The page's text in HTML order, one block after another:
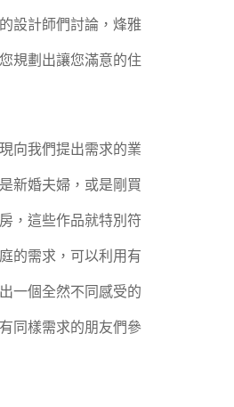
設計師們討論，烽雅
規劃出讓您滿意的住
向我們提出需求的業
新婚夫婦，或是剛買
，這些作品就特別符
的需求，可以利用有
一個全然不同感受的
同樣需求的朋友們參